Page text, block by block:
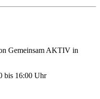
Gemeinsam AKTIV in
bis 16:00 Uhr